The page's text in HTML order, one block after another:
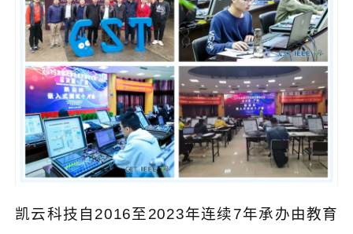
凯云科技自 2016至2023年连续7年承办由教育